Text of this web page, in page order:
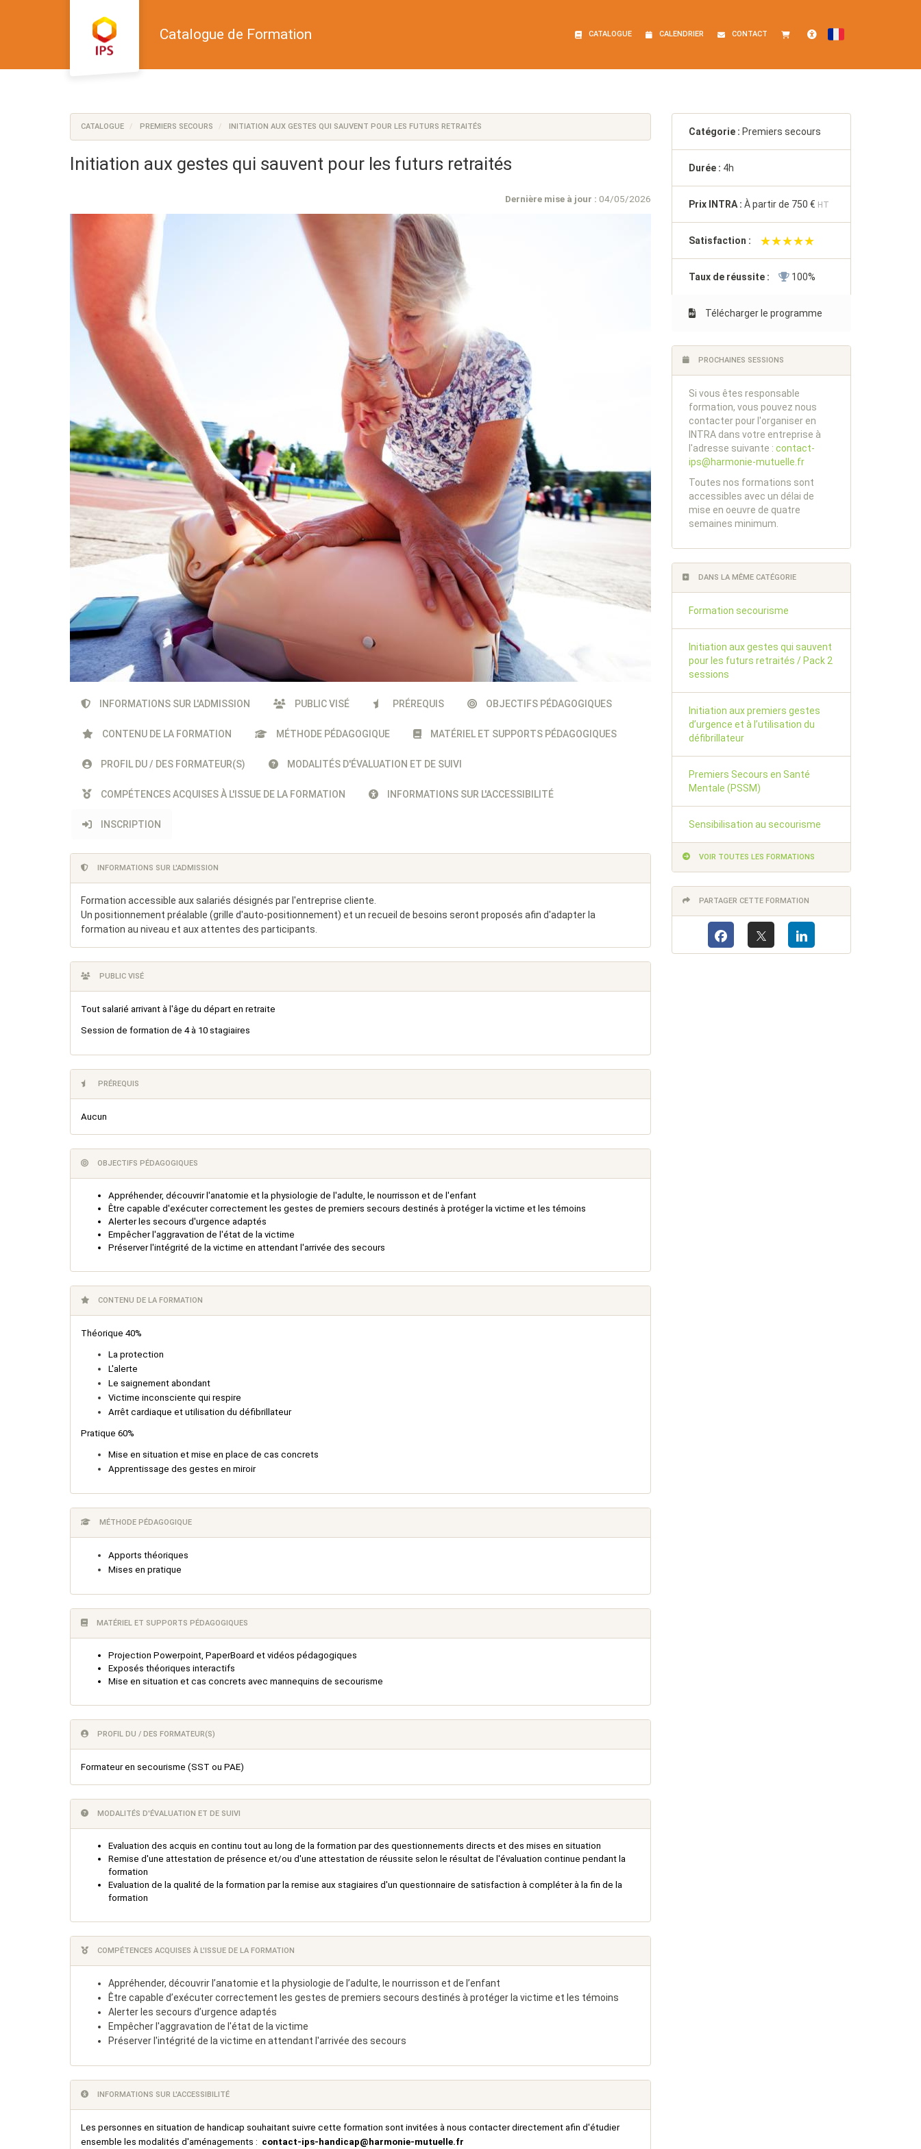
Catalogue de Formation CATALOGUE CALENDRIER
CONTACT
FRANÇAIS
CATALOGUE PREMIERS SECOURS INITIATION AUX GESTES QUI SAUVENT POUR LES FUTURS RETRAITÉS
Initiation aux gestes qui sauvent pour les futurs retraités
Dernière mise à jour : 04/05/2026
INFORMATIONS SUR L'ADMISSION PUBLIC VISÉ PRÉREQUIS OBJECTIFS PÉDAGOGIQUES
CONTENU DE LA FORMATION MÉTHODE PÉDAGOGIQUE MATÉRIEL ET SUPPORTS PÉDAGOGIQUES
PROFIL DU / DES FORMATEUR(S) MODALITÉS D'ÉVALUATION ET DE SUIVI
COMPÉTENCES ACQUISES À L'ISSUE DE LA FORMATION INFORMATIONS SUR L'ACCESSIBILITÉ
INSCRIPTION
INFORMATIONS SUR L'ADMISSION
Formation accessible aux salariés désignés par l'entreprise cliente.
Un positionnement préalable (grille d'auto-positionnement) et un recueil de besoins seront proposés afin d'adapter la
formation au niveau et aux attentes des participants.
PUBLIC VISÉ
Tout salarié arrivant à l'âge du départ en retraite
Session de formation de 4 à 10 stagiaires
PRÉREQUIS
Aucun
OBJECTIFS PÉDAGOGIQUES
Appréhender, découvrir l'anatomie et la physiologie de l'adulte, le nourrisson et de l'enfant
Être capable d'exécuter correctement les gestes de premiers secours destinés à protéger la victime et les témoins
Alerter les secours d'urgence adaptés
Empêcher l'aggravation de l'état de la victime
Préserver l'intégrité de la victime en attendant l'arrivée des secours
CONTENU DE LA FORMATION
Théorique 40%
La protection
L'alerte
Le saignement abondant
Victime inconsciente qui respire
Arrêt cardiaque et utilisation du défibrillateur
Pratique 60%
Mise en situation et mise en place de cas concrets
Apprentissage des gestes en miroir
MÉTHODE PÉDAGOGIQUE
Apports théoriques
Mises en pratique
MATÉRIEL ET SUPPORTS PÉDAGOGIQUES
Projection Powerpoint, PaperBoard et vidéos pédagogiques
Exposés théoriques interactifs
Mise en situation et cas concrets avec mannequins de secourisme
PROFIL DU / DES FORMATEUR(S)
Formateur en secourisme (SST ou PAE)
MODALITÉS D'ÉVALUATION ET DE SUIVI
Evaluation des acquis en continu tout au long de la formation par des questionnements directs et des mises en situation
Remise d'une attestation de présence et/ou d'une attestation de réussite selon le résultat de l'évaluation continue pendant la
formation
Evaluation de la qualité de la formation par la remise aux stagiaires d'un questionnaire de satisfaction à compléter à la fin de la
formation
COMPÉTENCES ACQUISES À L'ISSUE DE LA FORMATION
Appréhender, découvrir l’anatomie et la physiologie de l’adulte, le nourrisson et de l’enfant
Être capable d’exécuter correctement les gestes de premiers secours destinés à protéger la victime et les témoins
Alerter les secours d’urgence adaptés
Empêcher l'aggravation de l'état de la victime
Préserver l'intégrité de la victime en attendant l'arrivée des secours
INFORMATIONS SUR L'ACCESSIBILITÉ
Les personnes en situation de handicap souhaitant suivre cette formation sont invitées à nous contacter directement afin d'étudier
ensemble les modalités d'aménagements : contact-ips-handicap@harmonie-mutuelle.fr
Catégorie : Premiers secours
Durée : 4h
Prix INTRA : À partir de 750 € HT
Satisfaction : ★★★★★
★★★★★
Taux de réussite : 100%
Télécharger le programme
PROCHAINES SESSIONS
Si vous êtes responsable
formation, vous pouvez nous
contacter pour l'organiser en
INTRA dans votre entreprise à
l'adresse suivante : contact-
ips@harmonie-mutuelle.fr
Toutes nos formations sont
accessibles avec un délai de
mise en oeuvre de quatre
semaines minimum.
DANS LA MÊME CATÉGORIE
Formation secourisme
Initiation aux gestes qui sauvent
pour les futurs retraités / Pack 2
sessions
Initiation aux premiers gestes
d’urgence et à l’utilisation du
défibrillateur
Premiers Secours en Santé
Mentale (PSSM)
Sensibilisation au secourisme
VOIR TOUTES LES FORMATIONS
PARTAGER CETTE FORMATION